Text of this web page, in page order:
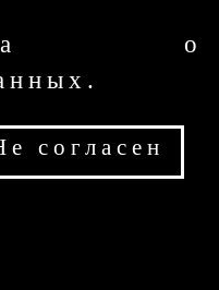
о
согласен